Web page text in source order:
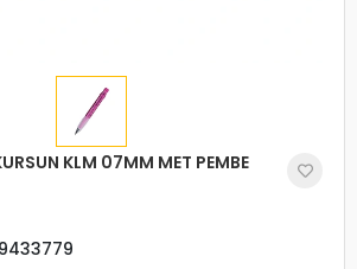
KLM 07MM MET PEMBE